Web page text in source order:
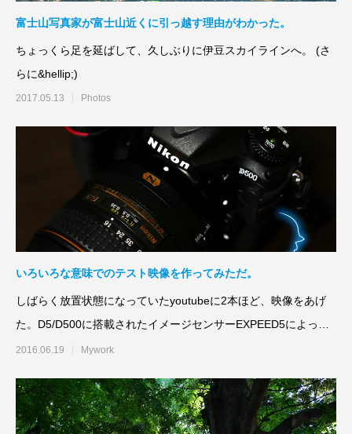
富士山写真家が富士山近くに引っ越す理由がわかった。
ちょっくら足を延ばして、久しぶりに伊豆スカイラインへ。 (さ
らに&hellip;)
2017.05.13 Photos
いろいろな意味でのテスト映像を作ってみただ。
しばらく放置状態になっていたyoutubeに2本ほど、映像をあげ
た。D5/D500に搭載されたイメージセンサーEXPEED5によっ
て、ニ
2016.06.19 Mywork